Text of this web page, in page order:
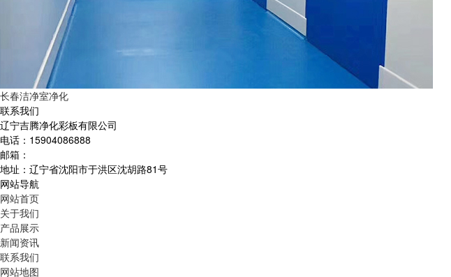
长春洁净室净化
联系我们
辽宁吉腾净化彩板有限公司
电话：15904086888
邮箱：
地址：辽宁省沈阳市于洪区沈胡路81号
网站导航
网站首页
关于我们
产品展示
新闻资讯
联系我们
网站地图